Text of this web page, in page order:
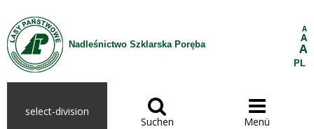
Zum Inhalt wechseln
Nadleśnictwo Szklarska Poręba
A
A
A
PL
select-division 
Suchen

Menü